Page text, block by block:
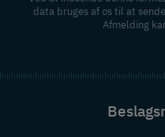
data bruges af os til at
Afmelding